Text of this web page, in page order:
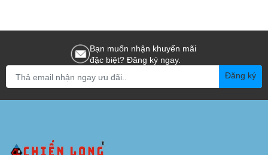
Bạn muốn nhận khuyến mãi
đặc biệt? Đăng ký ngay.
Đăng ký